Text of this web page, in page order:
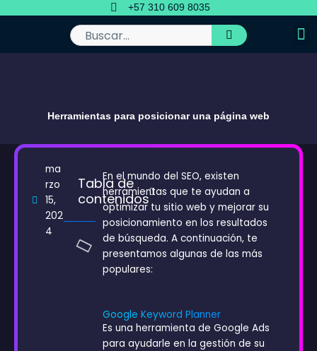
+57 310 609 8035
Herramientas para posicionar una página web
ma
rzo
15,
202
4
Tabla de
contenidos
En el mundo del SEO, existen
herramientas que te ayudan a
optimizar tu sitio web y mejorar su
posicionamiento en los resultados
de búsqueda. A continuación, te
presentamos algunas de las más
populares:
Google Keyword Planner
Es una herramienta de Google Ads
para ayudarle en la gestión de su